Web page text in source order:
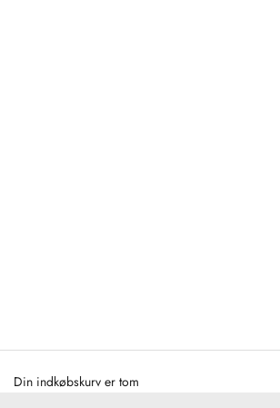
Din indkøbskurv er tom